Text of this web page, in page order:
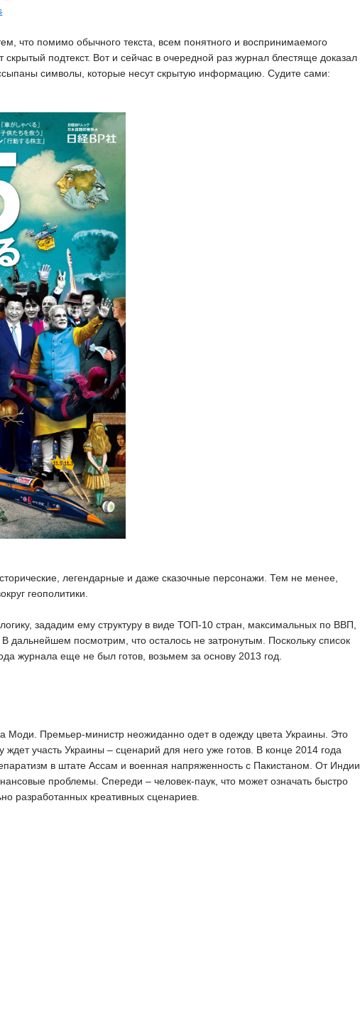
что помимо обычного текста, всем понятного и воспринимаемого
подтекст. Вот и сейчас в очередной раз журнал блестяще доказал
символы, которые несут скрытую информацию. Судите сами:
легендарные и даже сказочные персонажи. Тем не менее,
геополитики.
зададим ему структуру в виде ТОП-10 стран, максимальных по ВВП,
дальнейшем посмотрим, что осталось не затронутым. Поскольку список
журнала еще не был готов, возьмем за основу 2013 год.
Моди. Премьер-министр неожиданно одет в одежду цвета Украины. Это
ждет участь Украины – сценарий для него уже готов. В конце 2014 года
в штате Ассам и военная напряженность с Пакистаном. От Индии
проблемы. Спереди – человек-паук, что может означать быстро
разработанных креативных сценариев.